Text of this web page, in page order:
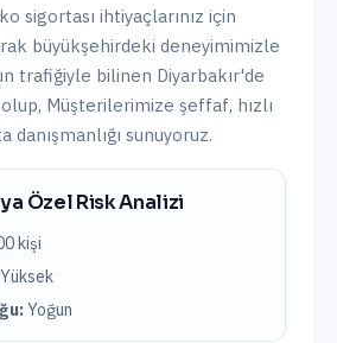
sigortası ihtiyaçlarınız için
büyükşehirdeki deneyimimizle
trafiğiyle bilinen Diyarbakır'de
Müşterilerimize şeffaf, hızlı
sunuyoruz.
Özel Risk Analizi
kişi
Yüksek
Yoğun